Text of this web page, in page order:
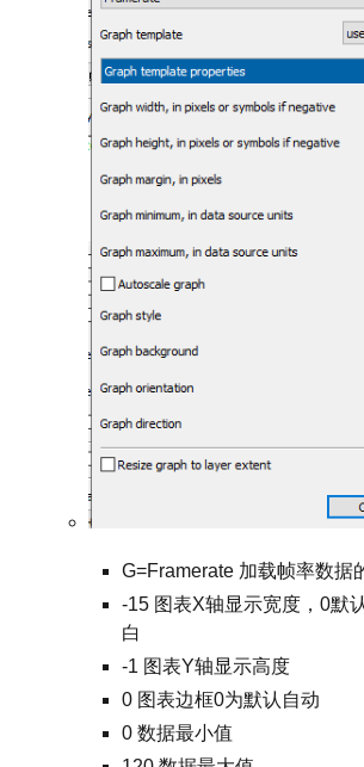
G=Framerate 加载帧率数据
-15 图表X轴显示宽度，0默
白
-1 图表Y轴显示高度
0 图表边框0为默认自动
0 数据最小值